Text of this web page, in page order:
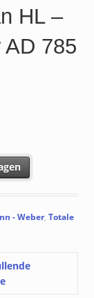
HL –
AD 785
- Weber, Totale